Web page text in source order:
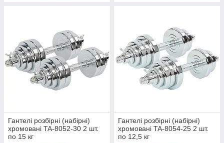
Гантелі розбірні (набірні)
хромовані TA-8052-30 2 шт.
по 15 кг
Гантелі розбірні (набірні)
хромовані TA-8054-25 2 шт.
по 12,5 кг